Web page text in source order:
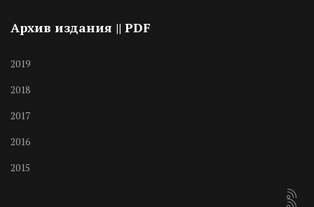
Архив издания || PDF
2019
2018
2017
2016
2015